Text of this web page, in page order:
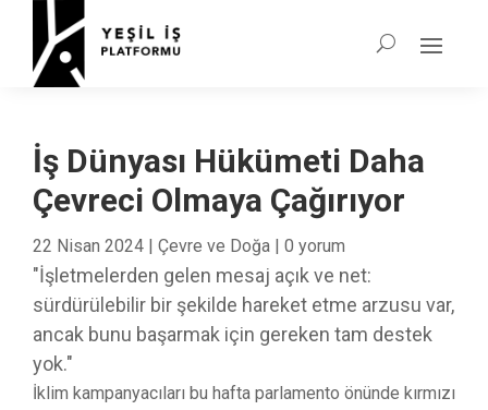
İş Dünyası Hükümeti Daha
Çevreci Olmaya Çağırıyor
22 Nisan 2024 | Çevre ve Doğa | 0 yorum
"İşletmelerden gelen mesaj açık ve net:
sürdürülebilir bir şekilde hareket etme arzusu var,
ancak bunu başarmak için gereken tam destek
yok."
İklim kampanyacıları bu hafta parlamento önünde kırmızı